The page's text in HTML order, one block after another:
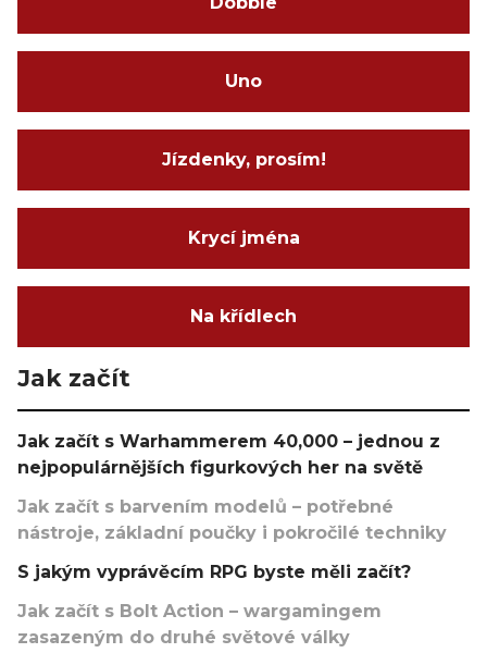
Uno
Jízdenky, prosím!
Krycí jména
Na křídlech
Jak začít
Jak začít s Warhammerem 40,000 – jednou z
nejpopulárnějších figurkových her na světě
Jak začít s barvením modelů – potřebné
nástroje, základní poučky i pokročilé techniky
S jakým vyprávěcím RPG byste měli začít?
Jak začít s Bolt Action – wargamingem
zasazeným do druhé světové války